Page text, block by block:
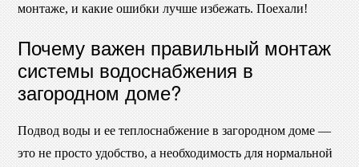
монтаже, и какие ошибки лучше избежать. Поехали!
Почему важен правильный монтаж
системы водоснабжения в
загородном доме?
Подвод воды и ее теплоснабжение в загородном доме —
это не просто удобство, а необходимость для нормальной